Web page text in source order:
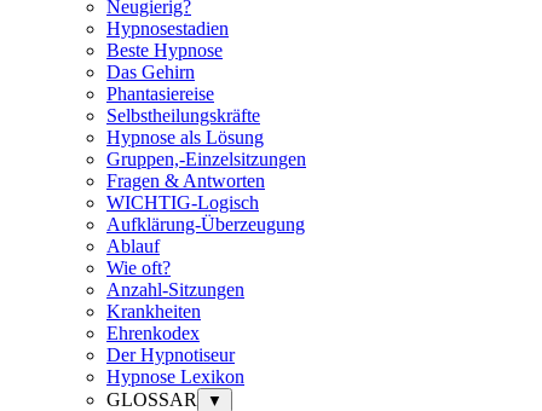
Neugierig?
Hypnosestadien
Beste Hypnose
Das Gehirn
Phantasiereise
Selbstheilungskräfte
Hypnose als Lösung
Gruppen,-Einzelsitzungen
Fragen & Antworten
WICHTIG-Logisch
Aufklärung-Überzeugung
Ablauf
Wie oft?
Anzahl-Sitzungen
Krankheiten
Ehrenkodex
Der Hypnotiseur
Hypnose Lexikon
GLOSSAR
▼